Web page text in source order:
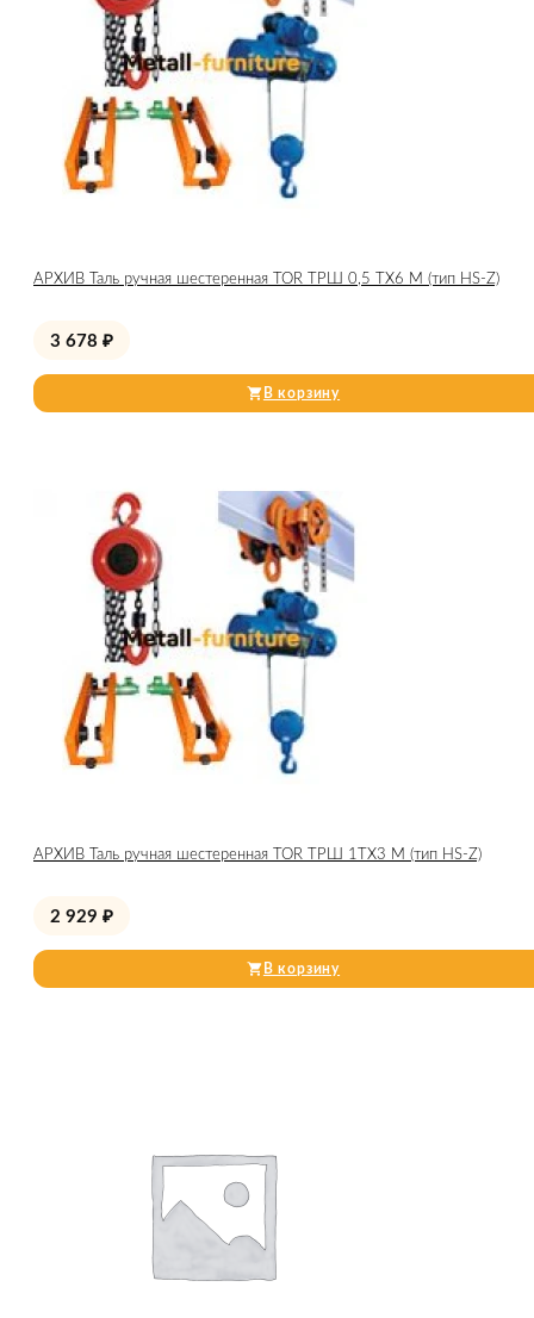
АРХИВ Таль ручная шестеренная TOR ТРШ 0,5 ТХ6 М (тип HS-Z)
3 678 ₽
В корзину
АРХИВ Таль ручная шестеренная TOR ТРШ 1ТХ3 М (тип HS-Z)
2 929 ₽
В корзину